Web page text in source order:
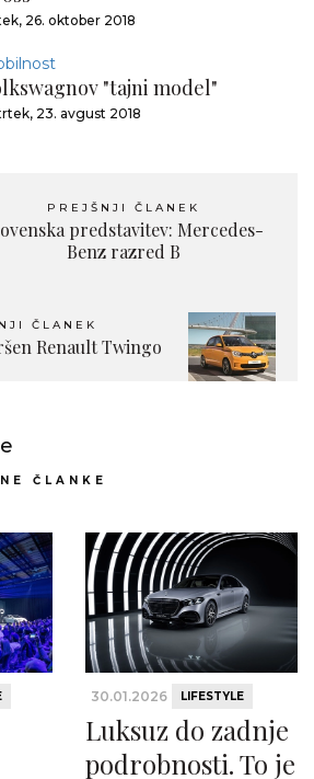
26. oktober 2018
"tajni model"
23. avgust 2018
PREJŠNJI ČLANEK
predstavitev: Mercedes-
Benz razred B
ČLANEK
Renault Twingo
ČLANKE
30.01.2026 LIFESTYLE
Luksuz do zadnje
podrobnosti. To je